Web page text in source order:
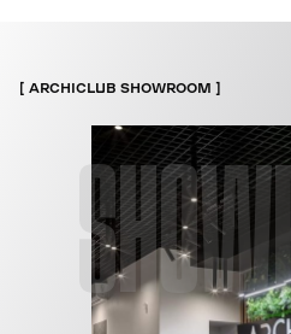
ARCHICLUB SHOWROOM